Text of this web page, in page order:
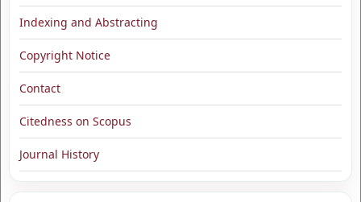
Indexing and Abstracting
Copyright Notice
Contact
Citedness on Scopus
Journal History